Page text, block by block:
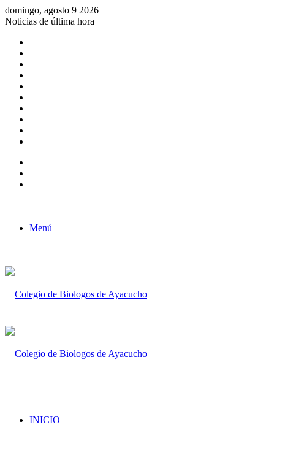
domingo, agosto 9 2026
Noticias de última hora
Menú
INICIO